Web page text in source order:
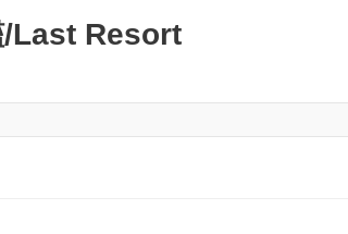
/Last Resort